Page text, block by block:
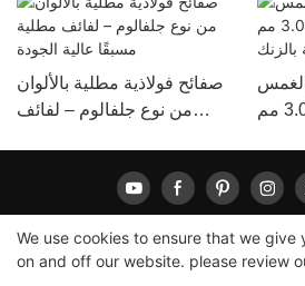
صفائح فولاذية مطلية بالألوان
من نوع جلفالوم – لفائف
الساخن بسمك 0.2-3.0 مم
لونغشينغ |
We use cookies to ensure that we
on and off our website. please review